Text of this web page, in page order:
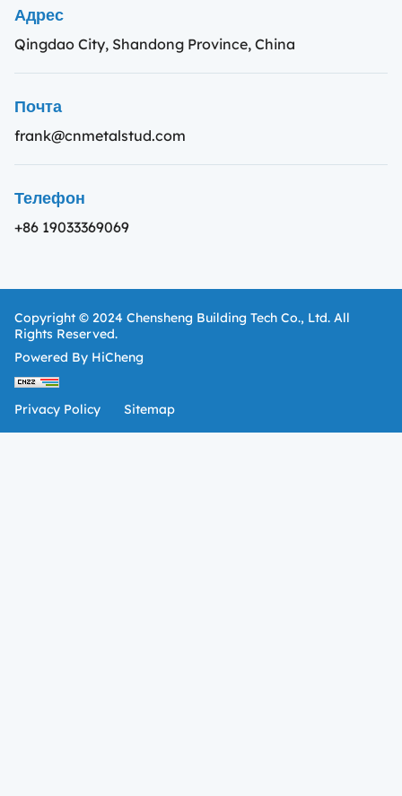
Адрес
Qingdao City, Shandong Province, China
Почта
frank@cnmetalstud.com
Телефон
+86 19033369069
Copyright © 2024 Chensheng Building Tech Co., Ltd. All
Rights Reserved.
Powered By HiCheng
Privacy Policy Sitemap